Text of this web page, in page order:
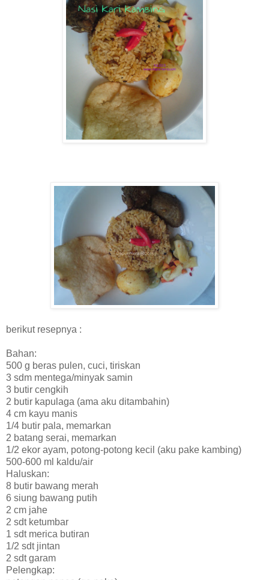
berikut resepnya :
Bahan:
500 g beras pulen, cuci, tiriskan
3 sdm mentega/minyak samin
3 butir cengkih
2 butir kapulaga (ama aku ditambahin)
4 cm kayu manis
1/4 butir pala, memarkan
2 batang serai, memarkan
1/2 ekor ayam, potong-potong kecil (aku pake kambing)
500-600 ml kaldu/air
Haluskan:
8 butir bawang merah
6 siung bawang putih
2 cm jahe
2 sdt ketumbar
1 sdt merica butiran
1/2 sdt jintan
2 sdt garam
Pelengkap: